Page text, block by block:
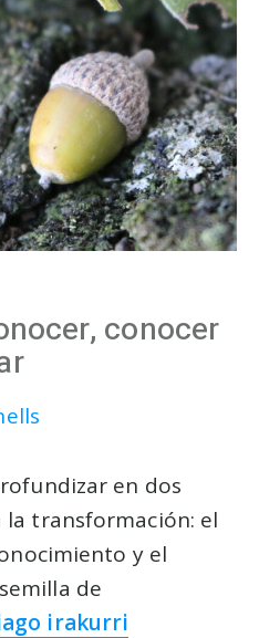
conocer
en dos
la transformación: el
y el
de
irakurri